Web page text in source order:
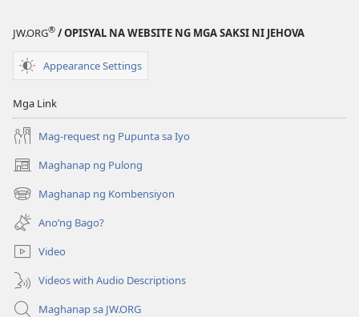
SA
2002
JW.ORG® / OPISYAL NA WEBSITE NG MGA SAKSI NI JEHOVA
Appearance Settings
Mga Link
Mag-request ng Pupunta sa Iyo
Maghanap ng Pulong
(may
bubukas
na
bagong
window)
Maghanap ng Kombensiyon
(may
bubukas
na
bagong
window)
Ano’ng Bago?
Video
Videos with Audio Descriptions
Maghanap sa JW.ORG